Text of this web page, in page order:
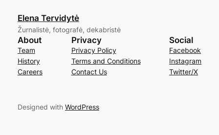
Elena Tervidytė
Žurnalistė, fotografė, dekabristė
About
Team
History
Careers
Privacy
Privacy Policy
Terms and Conditions
Contact Us
Social
Facebook
Instagram
Twitter/X
Designed with WordPress